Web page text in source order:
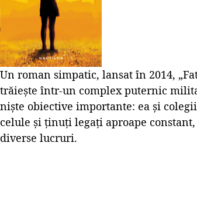
Un roman simpatic, lansat în 2014,
trăiește într-un complex puternic
niște obiective importante: ea și
celule și ținuți legați aproape
diverse lucruri.